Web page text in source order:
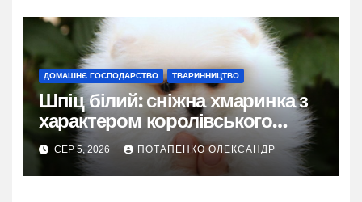
ДОМАШНЄ ГОСПОДАРСТВО ТВАРИННИЦТВО
Шпіц білий: сніжна хмаринка з
характером королівського
фаворита
СЕР 5, 2026 ПОТАПЕНКО ОЛЕКСАНДР